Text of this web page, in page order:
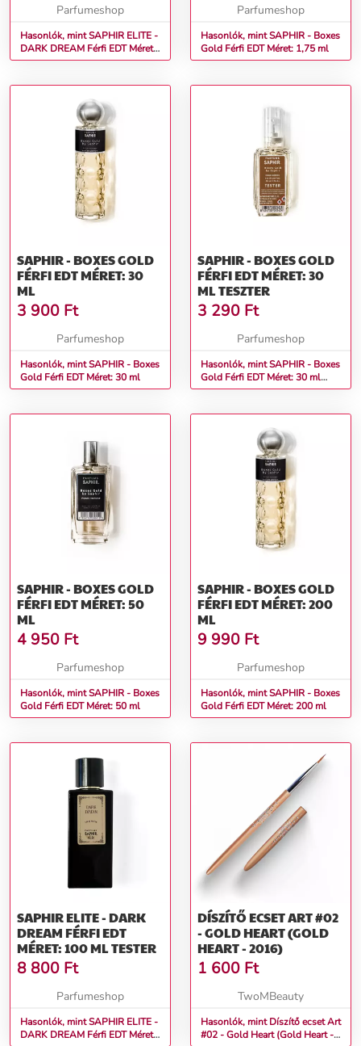
Parfumeshop
Hasonlók, mint SAPHIR ELITE -
DARK DREAM Férfi EDT Méret:
100 ml
Parfumeshop
Hasonlók, mint SAPHIR - Boxes
Gold Férfi EDT Méret: 1,75 ml
SAPHIR - BOXES GOLD
FÉRFI EDT MÉRET: 30
ML
3 900 Ft
Parfumeshop
Hasonlók, mint SAPHIR - Boxes
Gold Férfi EDT Méret: 30 ml
SAPHIR - BOXES GOLD
FÉRFI EDT MÉRET: 30
ML TESZTER
3 290 Ft
Parfumeshop
Hasonlók, mint SAPHIR - Boxes
Gold Férfi EDT Méret: 30 ml
teszter
SAPHIR - BOXES GOLD
FÉRFI EDT MÉRET: 50
ML
4 950 Ft
Parfumeshop
Hasonlók, mint SAPHIR - Boxes
Gold Férfi EDT Méret: 50 ml
SAPHIR - BOXES GOLD
FÉRFI EDT MÉRET: 200
ML
9 990 Ft
Parfumeshop
Hasonlók, mint SAPHIR - Boxes
Gold Férfi EDT Méret: 200 ml
SAPHIR ELITE - DARK
DREAM FÉRFI EDT
MÉRET: 100 ML TESTER
8 800 Ft
Parfumeshop
Hasonlók, mint SAPHIR ELITE -
DARK DREAM Férfi EDT Méret:
DÍSZÍTŐ ECSET ART #02
- GOLD HEART (GOLD
HEART - 2016)
1 600 Ft
TwoMBeauty
Hasonlók, mint Díszítő ecset Art
#02 - Gold Heart (Gold Heart -